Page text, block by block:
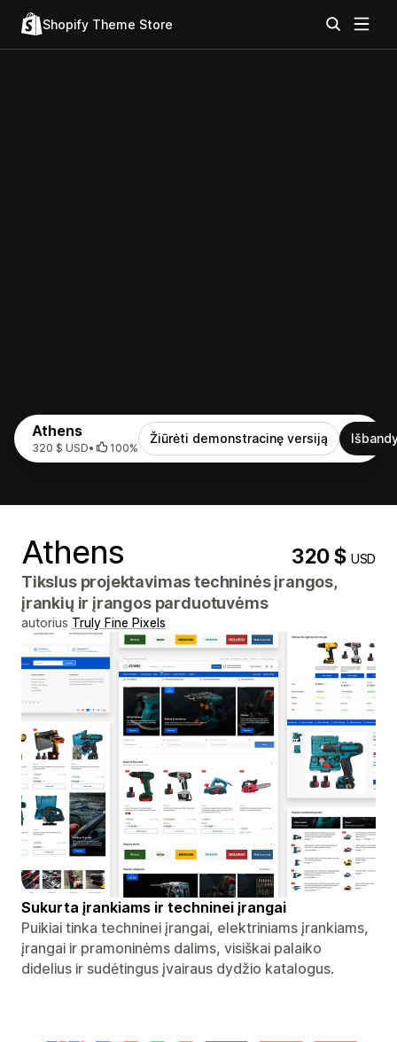
Shopify Theme Store
Athens
320 $ USD• 100%
Žiūrėti demonstracinę versiją
Athens 320 $USD
Tikslus projektavimas techninės įrangos,
įrankių ir įrangos parduotuvėms
autorius Truly Fine Pixels
Sukurta įrankiams ir techninei įrangai
Puikiai tinka techninei įrangai, elektriniams įrankiams,
įrangai ir pramoninėms dalims, visiškai palaiko
didelius ir sudėtingus įvairaus dydžio katalogus.